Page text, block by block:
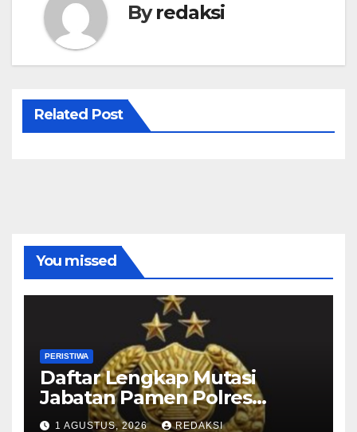
Byredaksi
Related Post
You missed
PERISTIWA
Daftar Lengkap Mutasi
Jabatan Pamen Polres
Jajaran Polda Jatim 2026
1 AGUSTUS, 2026 REDAKSI